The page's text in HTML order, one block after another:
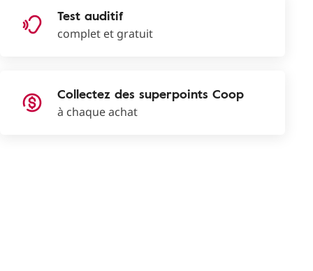
Test auditif
complet et gratuit
Collectez des superpoints Coop
à chaque achat